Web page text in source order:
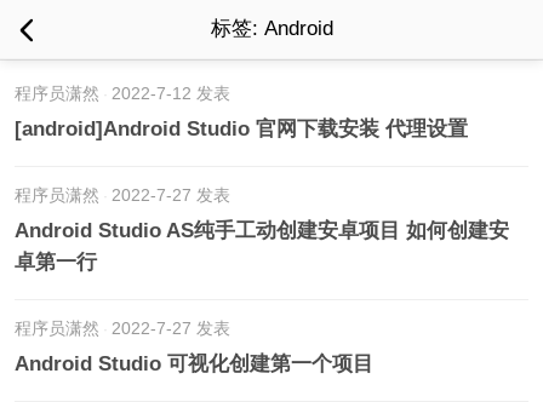
标签: Android
程序员潇然 2022-7-12 发表
[android]Android Studio 官网下载安装 代理设置
程序员潇然 2022-7-27 发表
Android Studio AS纯手工动创建安卓项目 如何创建安
卓第一行
程序员潇然 2022-7-27 发表
Android Studio 可视化创建第一个项目